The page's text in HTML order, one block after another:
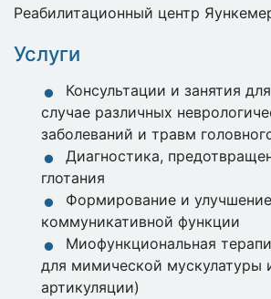
Реабилитационный центр
Услуги
Консультации и занятия
случае различных
заболеваний и травм
Диагностика,
глотания
Формирование и улучшение
коммуникативной функции
Миофункциональная
для мимической мускулатуры
артикуляции)